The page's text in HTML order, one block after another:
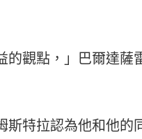
的觀點，」巴爾達
斯特拉認為他和他